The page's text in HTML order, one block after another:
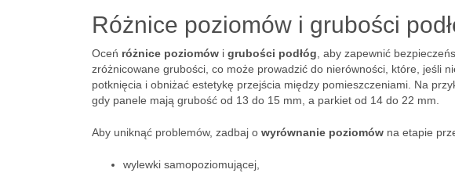
Różnice poziomów i grubości
Oceń różnice poziomów i grubości podłóg , aby zapewnić
zróżnicowane grubości, co może prowadzić do nierówności, które, jeśli
potknięcia i obniżać estetykę przejścia między pomieszczeniami. Na
gdy panele mają grubość od 13 do 15 mm, a parkiet od 14 do 22 mm.
Aby uniknąć problemów, zadbaj o wyrównanie poziomów na etapie
wylewki samopoziomującej,